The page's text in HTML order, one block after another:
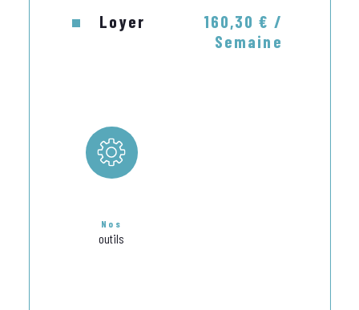
Loyer
160,30 € /
Semaine
Nos
outils